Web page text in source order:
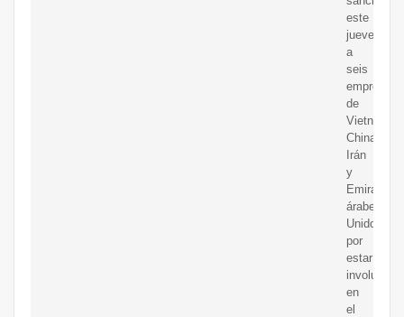
este
jueves
a
seis
empresas
de
Vietnam,
China,
Irán
y
Emiratos
árabes
Unidos
por
estar
en
el